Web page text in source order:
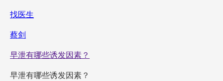
找医生
蔡剑
早泄有哪些诱发因素？
早泄有哪些诱发因素？